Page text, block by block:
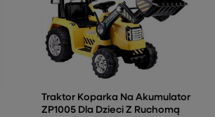
Traktor Koparka Na Akumulator
ZP1005 Dla Dzieci Z Ruchomą